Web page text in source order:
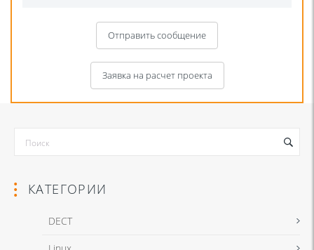
Отправить сообщение
Заявка на расчет проекта
КАТЕГОРИИ
DECT